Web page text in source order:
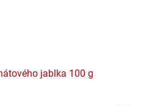
jablka 100 g